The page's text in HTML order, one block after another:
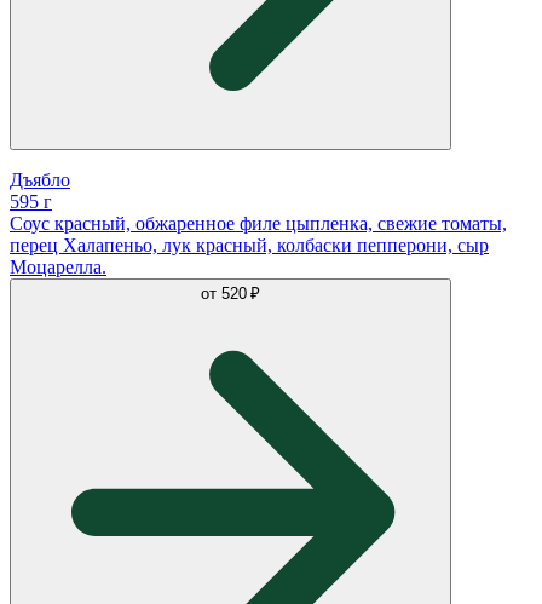
Дъябло
595 г
Соус красный, обжаренное филе цыпленка, свежие томаты,
перец Халапеньо, лук красный, колбаски пепперони, сыр
Моцарелла.
от 520 ₽